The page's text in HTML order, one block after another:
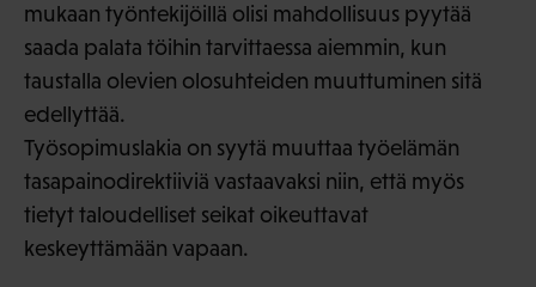
mukaan työntekijöillä olisi mahdollisuus pyytää
saada palata töihin tarvittaessa aiemmin, kun
taustalla olevien olosuhteiden muuttuminen sitä
edellyttää.
Työsopimuslakia on syytä muuttaa työelämän
tasapainodirektiiviä vastaavaksi niin, että myös
tietyt taloudelliset seikat oikeuttavat
keskeyttämään vapaan.